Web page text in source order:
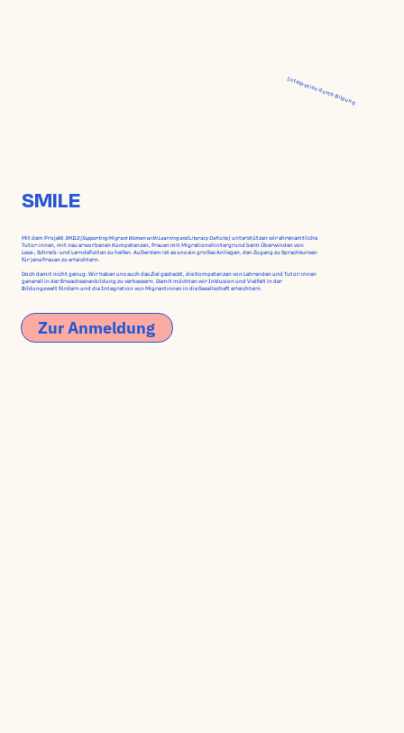
SMILE
Mit dem Projekt SMILE (Supporting Migrant Women with Learning and Literacy Deficits)unterstützen wir ehrenamtliche
Tutor:innen, mit neu erworbenen Kompetenzen, Frauen mit Migrationshintergrund beim Überwinden von
Lese-, Schreib- und Lerndefiziten zu helfen. Außerdem ist es uns ein großes Anliegen, den Zugang zu Sprachkursen
für jene Frauen zu erleichtern.
Doch damit nicht genug: Wir haben uns auch das Ziel gesteckt, die Kompetenzen von Lehrenden und Tutor:innen
generell in der Erwachsenenbildung zu verbessern. Damit möchten wir Inklusion und Vielfalt in der
Bildungswelt fördern und die Integration von Migrantinnen in die Gesellschaft erleichtern.
Zur Anmeldung
Integration durch Bildung